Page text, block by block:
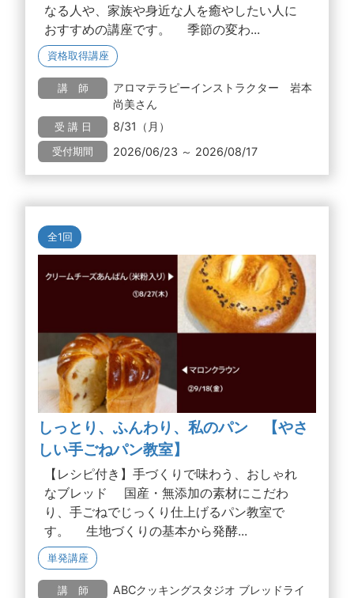
なる人や、家族や身近な人を癒やしたい人に
おすすめの講座です。 季節の変わ...
資格取得講座
講 師
アロマテラピーインストラクター 岩本
尚美さん
受 講 日 8/31（月）
受付期間 2026/06/23 ～ 2026/08/17
全1回
しっとり、ふんわり、私のパン 【やさ
しい手ごねパン教室】
【レシピ付き】手づくりで味わう、おしゃれ
なブレッド 国産・無添加の素材にこだわ
り、手ごねでじっくり仕上げるパン教室で
す。 生地づくりの基本から発酵...
単発講座
講 師
ABCクッキングスタジオ ブレッドライ